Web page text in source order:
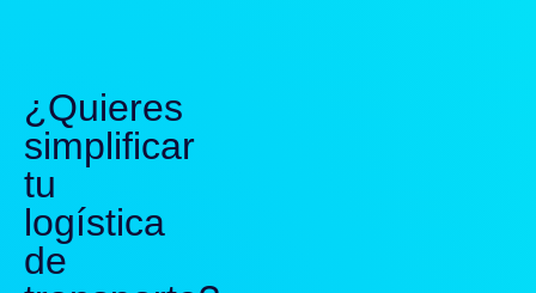
¿Quieres
simplificar
tu
logística
de